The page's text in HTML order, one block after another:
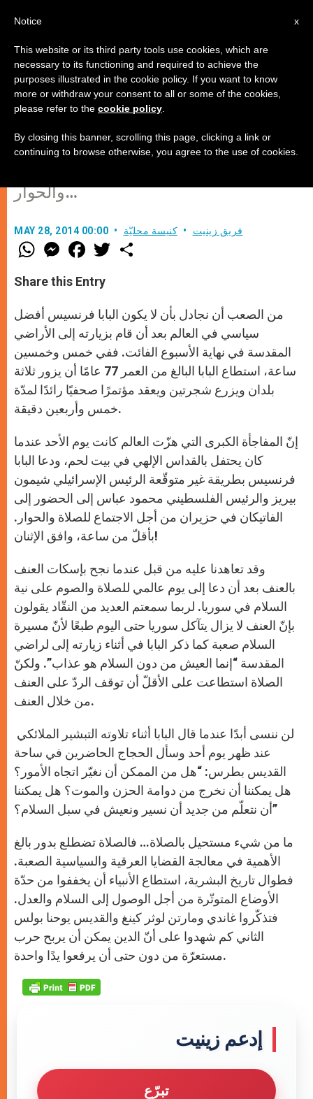
البابا فرنسيس أفضل سياسي في
العالم؟!
والحوار…
MAY 28, 2014 00:00 فريق زينيت كنيسة محليّة
W
h
t
s
p
p
M
e
s
e
e
r
F
a
e
b
o
k
w
r
Share this Entry
من الصعب أن نجادل بأن لا يكون البابا فرنسيس أفضل
سياسي في العالم بعد أن قام بزيارته إلى الأراضي
المقدسة في نهاية الأسبوع الفائت. ففي خمس وخمسين
ساعة، استطاع البابا البالغ من العمر 77 عامًا أن يزور ثلاثة
بلدان ويزرع شجرتين ويعقد مؤتمرًا صحفيًا رائدًا لمدّة
خمس وأربعين دقيقة.
إنّ المفاجأة الكبرى التي هزّت العالم كانت يوم الأحد عندما
كان يحتفل بالقداس الإلهي في بيت لحم، ودعا البابا
فرنسيس بطريقة غير متوقّعة الرئيس الإسرائيلي شيمون
بيريز والرئيس الفلسطيني محمود عباس إلى الحضور إلى
الفاتيكان في حزيران من أجل الاجتماع للصلاة والحوار.
بأقلّ من ساعة، وافق الإثنان!
وقد تعاهدنا عليه من قبل عندما نجح بإسكات العنف
بالعنف بعد أن دعا إلى يوم عالمي للصلاة والصوم على نية
السلام في سوريا. لربما سمعتم العديد من النقّاد يقولون
بإنّ العنف لا يزال يتآكل سوريا حتى اليوم طبعًا لأنّ مسيرة
السلام صعبة كما ذكر البابا في أثناء زيارته إلى لراضي
المقدسة “إنما العيش من دون السلام هو عذاب”. ولكنّ
الصلاة استطاعت على الأقلّ أن توقف الردّ على العنف
من خلال العنف.
عند ظهر يوم أحد وسأل الحجاج الحاضرين في ساحة
القديس بطرس: “هل من الممكن أن نغيّر اتجاه الأمور؟
هل يمكننا أن نخرج من دوامة الحزن والموت؟ هل يمكننا
أن نتعلّم من جديد أن نسير ونعيش في سبل السلام؟”
ما من شيء مستحيل بالصلاة… فالصلاة تضطلع بدور بالغ
الأهمية في معالجة القضايا العرقية والسياسية الصعبة.
فطوال تاريخ البشرية، استطاع الأنبياء أن يخففوا من حدّة
الأوضاع المتوتّرة من أجل الوصول إلى السلام والعدل.
فتذكّروا غاندي ومارتن لوثر كينغ والقديس يوحنا بولس
الثاني كم شهدوا على أنّ الدين يمكن أن يربح حرب
مستعرّة من دون حتى أن يرفعوا يدًا واحدة.
إدعم زينيت
تبرّع
x
Notice
This website or its third party tools use cookies, which are
necessary to its functioning and required to achieve the
purposes illustrated in the cookie policy. If you want to know
more or withdraw your consent to all or some of the cookies,
please refer to the cookie policy
By closing this banner, scrolling this page, clicking a link or
continuing to browse otherwise, you agree to the use of cookies.